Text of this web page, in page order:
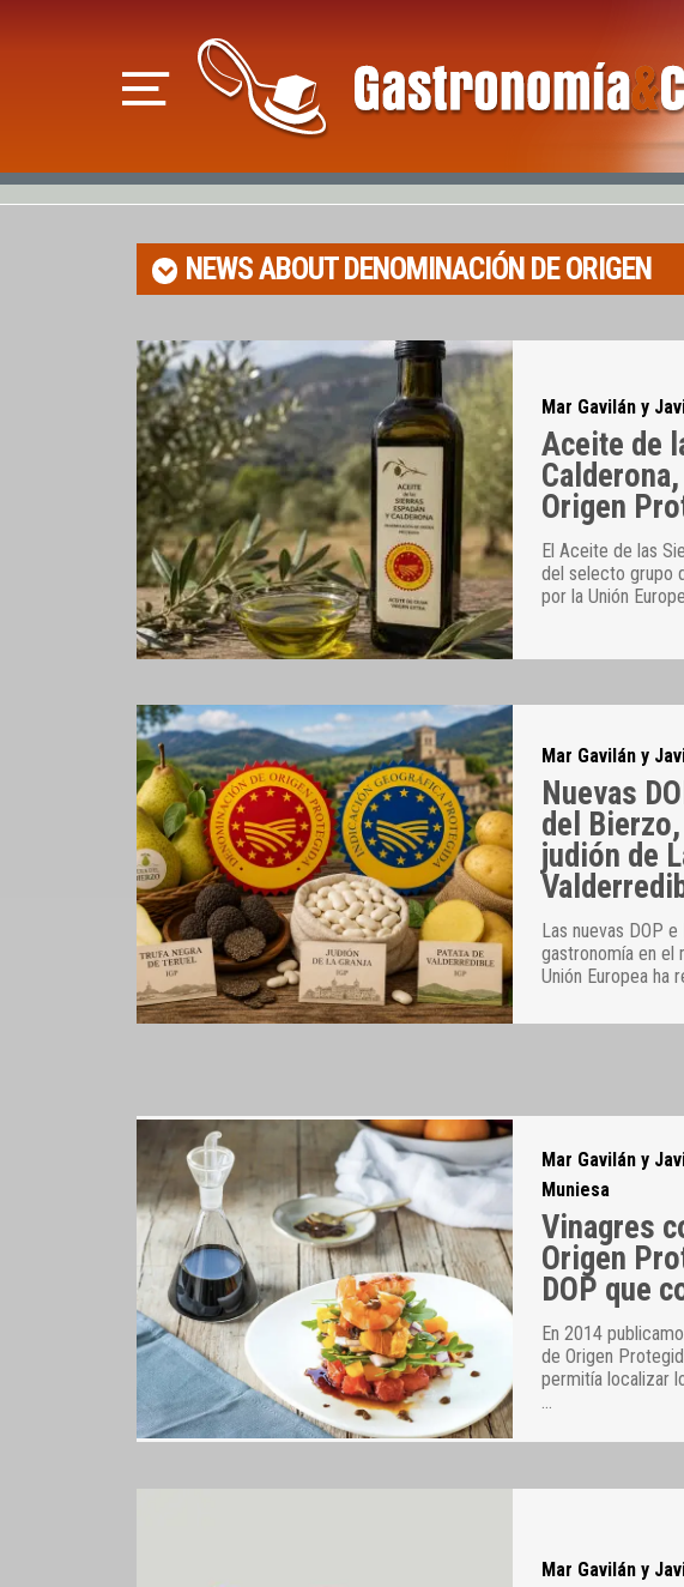
NEWS ABOUTDENOMINACIÓN DE ORIGEN
Mar Gavilán y
Aceite de
Origen
El Aceite de las
del selecto grupo
por la Unión
Mar Gavilán y
Nuevas
del
judión de
Las nuevas DOP
gastronomía en el
Unión Europea ha
Mar Gavilán y
Muniesa
Vinagres
Origen
DOP que
En 2014
de Origen
permitía localizar
…
Mar Gavilán y